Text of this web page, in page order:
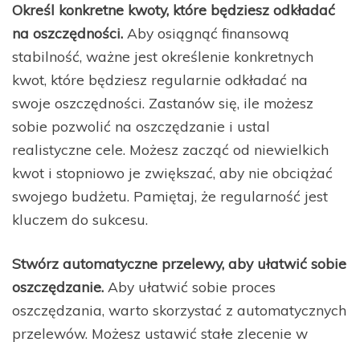
Określ konkretne kwoty, które będziesz odkładać
na oszczędności. Aby osiągnąć finansową
stabilność, ważne jest określenie konkretnych
kwot, które będziesz regularnie odkładać na
swoje oszczędności. Zastanów się, ile możesz
sobie pozwolić na oszczędzanie i ustal
realistyczne cele. Możesz zacząć od niewielkich
kwot i stopniowo je zwiększać, aby nie obciążać
swojego budżetu. Pamiętaj, że regularność jest
kluczem do sukcesu.
Stwórz automatyczne przelewy, aby ułatwić sobie
oszczędzanie. Aby ułatwić sobie proces
oszczędzania, warto skorzystać z automatycznych
przelewów. Możesz ustawić stałe zlecenie w